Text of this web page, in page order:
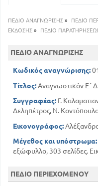
ΤΟ ΝΑΥΤΟΠΟΥΛΟ
ΟΙ ΠΕΝΤΕ
ΟΙ ΑΣΤΑΚΟΙ Α.
Σ ΕΥΧΑΡΙΣΤΩ
ΕΚ ΤΗΣ ΣΥΛΛΟΓΗΣ
ΠΡΟΣ ΤΟ ΘΕΟ Α.
Η ΣΗΜΕΙΑ Ι.
Ο ΣΠΑΡΟΣ Θ.
ΜΙΑ ΕΠΙΣΚΕΨΗ
ΠΕΔΙΟ ΑΝΑΓΝΩΡΙΣΗΣ » ΠΕΔΙΟ
ΕΚΔΟΣΗΣ » ΠΕΔΙΟ
ΠΕΔΙΟ ΑΝΑΓΝΩΡΙΣΗΣ
Κωδικός αναγνώρισης:
Τίτλος:Αναγνωστικόν Ε΄
Συγγραφέας: Γ.
Δεληπέτρος, Ν.
Εικονογράφος:
Μέγεθος και υπόστρωμα:
εξώφυλλο, 303 σελίδες.
ΠΕΔΙΟ ΠΕΡΙΕΧΟΜΕΝΟΥ